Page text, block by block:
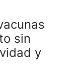
sin
y